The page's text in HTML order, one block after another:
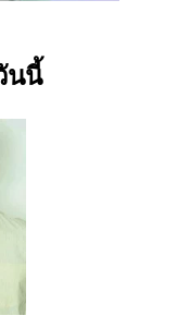
นนี้